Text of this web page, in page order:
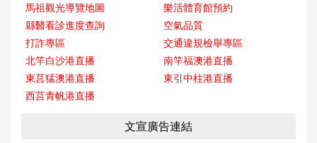
馬祖觀光導覽地圖
樂活體育館預約
縣醫看診進度查詢
空氣品質
打詐專區
交通違規檢舉專區
北竿白沙港直播
南竿福澳港直播
東莒猛澳港直播
東引中柱港直播
西莒青帆港直播
文宣廣告連結